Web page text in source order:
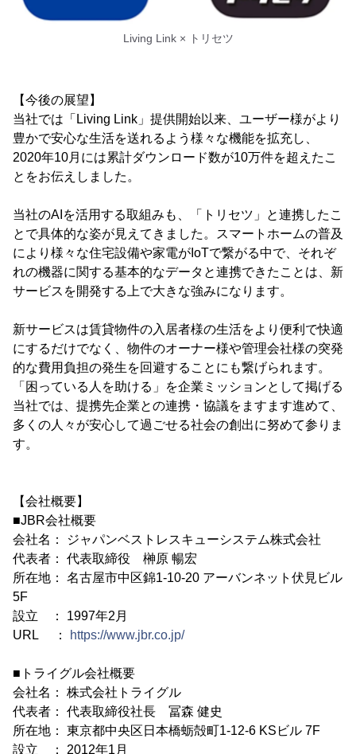
Living Link × トリセツ
【今後の展望】
当社では「Living Link」提供開始以来、ユーザー様がより
豊かで安心な生活を送れるよう様々な機能を拡充し、
2020年10月には累計ダウンロード数が10万件を超えたこ
とをお伝えしました。
当社のAIを活用する取組みも、「トリセツ」と連携したこ
とで具体的な姿が見えてきました。スマートホームの普及
により様々な住宅設備や家電がIoTで繋がる中で、それぞ
れの機器に関する基本的なデータと連携できたことは、新
サービスを開発する上で大きな強みになります。
新サービスは賃貸物件の入居者様の生活をより便利で快適
にするだけでなく、物件のオーナー様や管理会社様の突発
的な費用負担の発生を回避することにも繋げられます。
「困っている人を助ける」を企業ミッションとして掲げる
当社では、提携先企業との連携・協議をますます進めて、
多くの人々が安心して過ごせる社会の創出に努めて参りま
す。
【会社概要】
■JBR会社概要
会社名： ジャパンベストレスキューシステム株式会社
代表者： 代表取締役 榊原 暢宏
所在地： 名古屋市中区錦1-10-20 アーバンネット伏見ビル
5F
設立 ： 1997年2月
URL ：
https://www.jbr.co.jp/
■トライグル会社概要
会社名： 株式会社トライグル
代表者： 代表取締役社長 冨森 健史
所在地： 東京都中央区日本橋蛎殻町1-12-6 KSビル 7F
設立 ： 2012年1月